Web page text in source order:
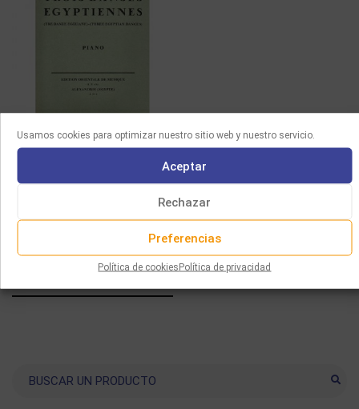
Usamos cookies para optimizar nuestro sitio web y nuestro servicio.
Aceptar
Rechazar
Preferencias
Política de cookiesPolítica de privacidad